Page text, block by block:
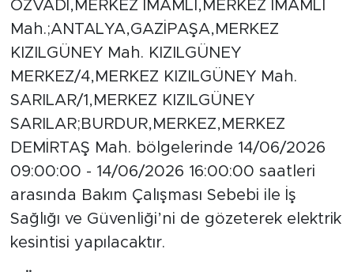
ÖZVADİ,MERKEZ İMAMLI,MERKEZ İMAMLI
Mah.;ANTALYA,GAZİPAŞA,MERKEZ
KIZILGÜNEY Mah. KIZILGÜNEY
MERKEZ/4,MERKEZ KIZILGÜNEY Mah.
SARILAR/1,MERKEZ KIZILGÜNEY
SARILAR;BURDUR,MERKEZ,MERKEZ
DEMİRTAŞ Mah. bölgelerinde 14/06/2026
09:00:00 - 14/06/2026 16:00:00 saatleri
arasında Bakım Çalışması Sebebi ile İş
Sağlığı ve Güvenliği’ni de gözeterek elektrik
kesintisi yapılacaktır.